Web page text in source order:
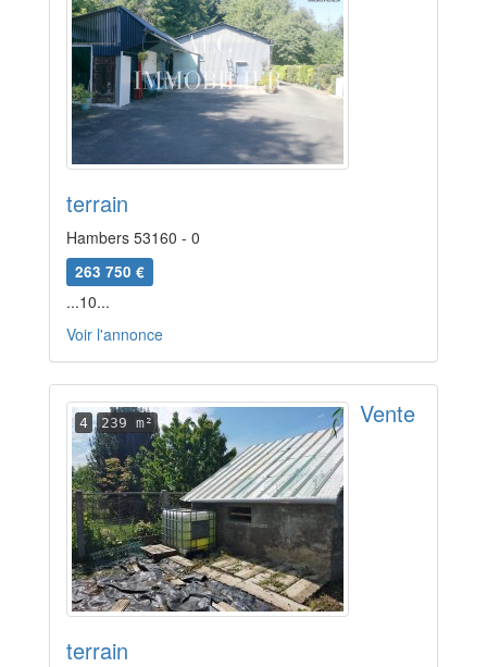
terrain
Hambers 53160 - 0
263 750 €
...10...
Voir l'annonce
4 239 m² Vente
terrain